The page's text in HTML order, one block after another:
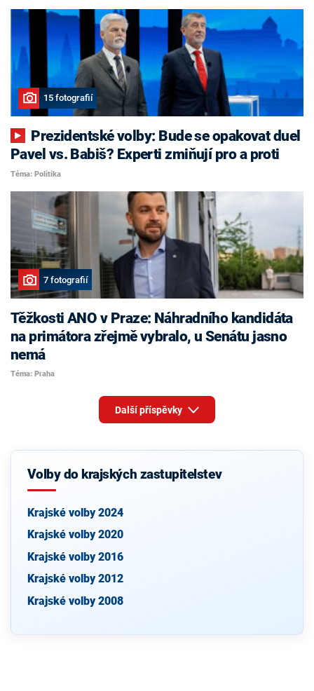
15 fotografií
Pavel vs. Babiš? Experti zmiňují pro a proti
Téma: Politika
7 fotografií
Těžkosti ANO v Praze: Náhradního kandidáta
na primátora zřejmě vybralo, u Senátu jasno
nemá
Téma: Praha
Další příspěvky
Volby do krajských zastupitelstev
Krajské volby 2024
Krajské volby 2020
Krajské volby 2016
Krajské volby 2012
Krajské volby 2008